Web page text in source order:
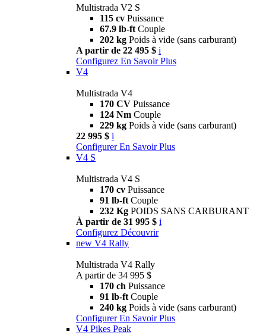
Multistrada V2 S
115 cv Puissance
67.9 lb-ft Couple
202 kg Poids à vide (sans carburant)
A partir de 22 495 $ i
Configurez En Savoir Plus
V4
Multistrada V4
170 CV Puissance
124 Nm Couple
229 kg Poids à vide (sans carburant)
22 995 $ i
Configurer En Savoir Plus
V4 S
Multistrada V4 S
170 cv Puissance
91 lb-ft Couple
232 Kg POIDS SANS CARBURANT
À partir de 31 995 $ i
Configurez Découvrir
new V4 Rally
Multistrada V4 Rally
A partir de 34 995 $
170 ch Puissance
91 lb-ft Couple
240 kg Poids à vide (sans carburant)
Configurer En Savoir Plus
V4 Pikes Peak